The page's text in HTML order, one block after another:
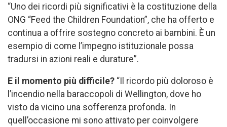
“Uno dei ricordi più significativi è la costituzione della
ONG “Feed the Children Foundation”, che ha offerto e
continua a offrire sostegno concreto ai bambini. È un
esempio di come l’impegno istituzionale possa
tradursi in azioni reali e durature”.
E il momento più difficile? “Il ricordo più doloroso è
l’incendio nella baraccopoli di Wellington, dove ho
visto da vicino una sofferenza profonda. In
quell’occasione mi sono attivato per coinvolgere